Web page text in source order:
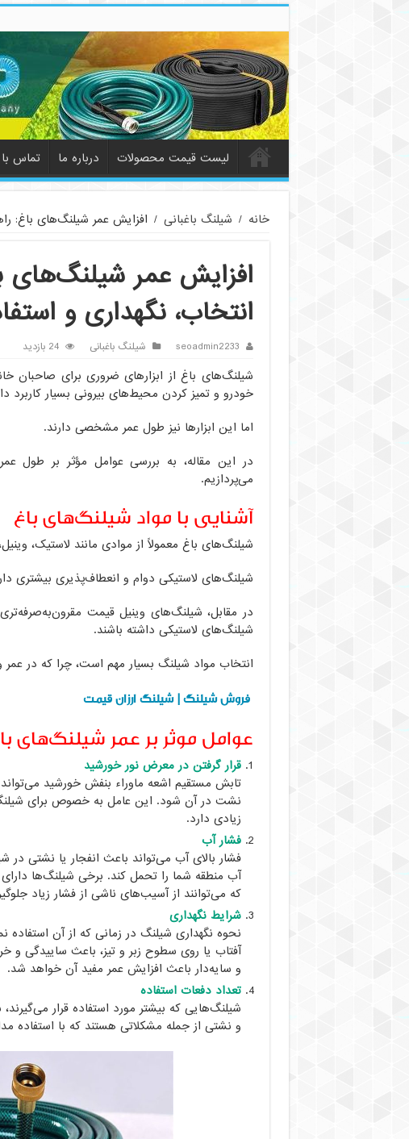
لیست قیمت محصولات درباره ما تماس
خانه / شیلنگ باغبانی / افزایش عمر شیلنگ‌های باغ:
افزایش عمر شیلنگ‌های
انتخاب، نگهداری و
seoadmin2233 شیلنگ باغبانی 24 بازدید
شیلنگ‌های باغ از ابزارهای ضروری برای صاحبان
خودرو و تمیز کردن محیط‌های بیرونی بسیار کاربرد
اما این ابزارها نیز طول عمر مشخصی دارند.
در این مقاله، به بررسی عوامل مؤثر بر طول
می‌پردازیم.
آشنایی با مواد شیلنگ‌های باغ
شیلنگ‌های باغ معمولاً از موادی مانند لاستیک،
شیلنگ‌های لاستیکی دوام و انعطاف‌پذیری بیشتری
در مقابل، شیلنگ‌های وینیل قیمت
شیلنگ‌های لاستیکی داشته باشند.
انتخاب مواد شیلنگ بسیار مهم است، چرا که در عمر
فروش شیلنگ | شیلنگ ارزان قیمت
عوامل موثر بر عمر شیلنگ‌های
قرار گرفتن در معرض نور خورشید
تابش مستقیم اشعه ماوراء بنفش خورشید
نشت در آن شود. این عامل به خصوص برای
زیادی دارد.
فشار آب
فشار بالای آب می‌تواند باعث انفجار یا نشتی در
آب منطقه شما را تحمل کند. برخی شیلنگ‌ها
که می‌توانند از آسیب‌های ناشی از فشار زیاد
شرایط نگهداری
نحوه نگهداری شیلنگ در زمانی که از آن
آفتاب یا روی سطوح زبر و تیز، باعث ساییدگی
و سایه‌دار باعث افزایش عمر مفید آن خواهد شد.
تعداد دفعات استفاده
شیلنگ‌هایی که بیشتر مورد استفاده قرار
و نشتی از جمله مشکلاتی هستند که با استفاده